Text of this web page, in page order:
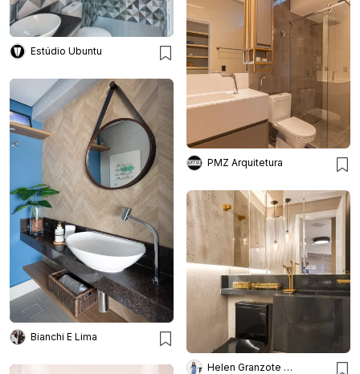
Estúdio Ubuntu
PMZ Arquitetura
Bianchi E Lima
Helen Granzote Arquitetura e Interiores